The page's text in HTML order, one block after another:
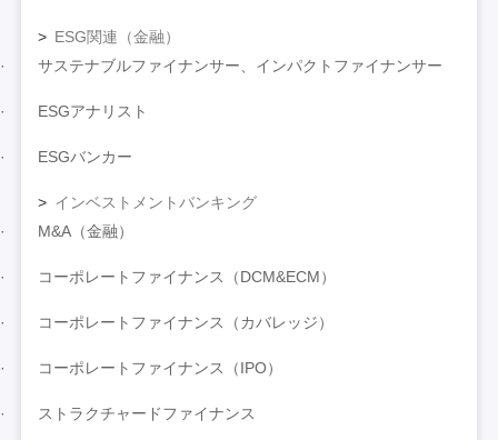
ESG関連（金融）
サステナブルファイナンサー、インパクトファイナンサー
ESGアナリスト
ESGバンカー
インベストメントバンキング
M&A（金融）
コーポレートファイナンス（DCM&ECM）
コーポレートファイナンス（カバレッジ）
コーポレートファイナンス（IPO）
ストラクチャードファイナンス